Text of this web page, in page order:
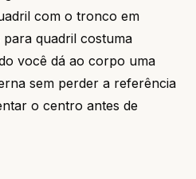
com o tronco em
para quadril costuma
você dá ao corpo uma
sem perder a referência
o centro antes de